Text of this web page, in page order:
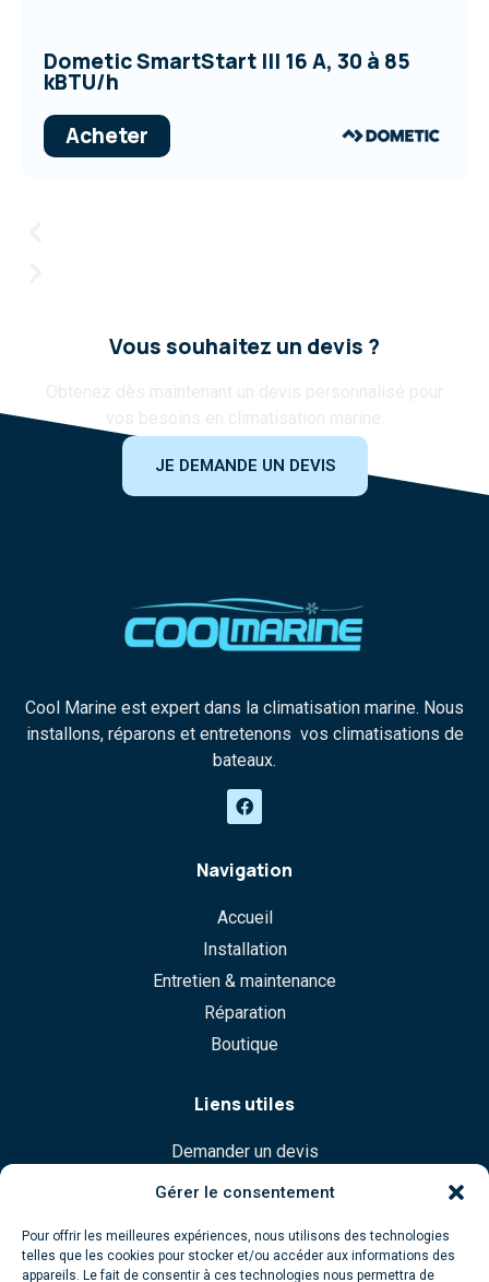
Gérer le consentement
Pour offrir les meilleures expériences, nous utilisons des technologies
telles que les cookies pour stocker et/ou accéder aux informations des
appareils. Le fait de consentir à ces technologies nous permettra de
Dometic SmartStart III 16 A, 30 à 85
kBTU/h
Acheter
Vous souhaitez un devis ?
JE DEMANDE UN DEVIS
Cool Marine est expert dans la climatisation marine. Nous
installons, réparons et entretenons vos climatisations de
bateaux.
Navigation
Accueil
Installation
Entretien & maintenance
Réparation
Boutique
Liens utiles
Demander un devis
Commande
Mentions légales